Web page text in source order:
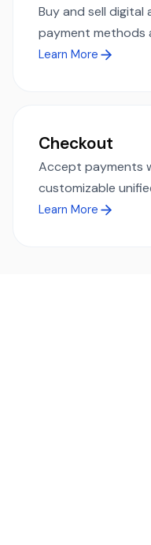
Buy and sell
payment methods
Learn More
Checkout
Accept payments
customizable
Learn More